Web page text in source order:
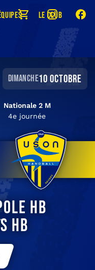
Le club
dimanche10 octobre
Nationale 2 M
4e journée
HB
HB